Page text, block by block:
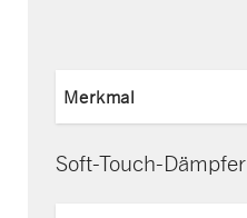
Merkmal
Soft-Touch-Dämpfer